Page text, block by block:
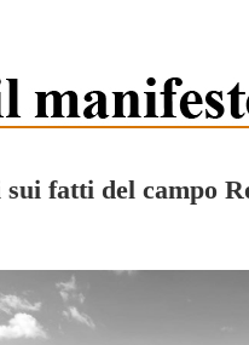
sui fatti del campo